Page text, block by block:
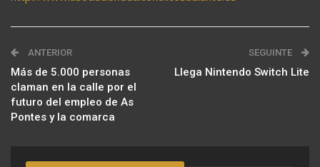
ANTERIOR
Más de 5.000 personas
claman en la calle por el
futuro del empleo de As
Pontes y la comarca
SEGUINTE
Llega Nintendo Switch Lite